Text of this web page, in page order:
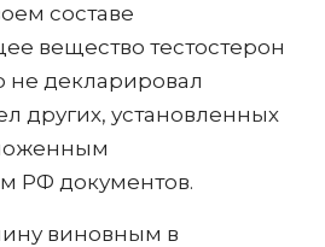
составе
вещество тестостерон
не декларировал
других, установленных
РФ документов.
виновным в